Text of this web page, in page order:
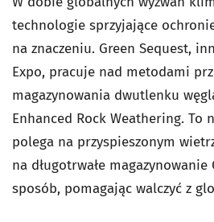
technologie sprzyjające
na znaczeniu. Green Sequest,
Expo, pracuje nad metodami
magazynowania dwutlenku
Enhanced Rock Weathering. To
polega na przyspieszonym
na długotrwałe
sposób, pomagając walczyć z